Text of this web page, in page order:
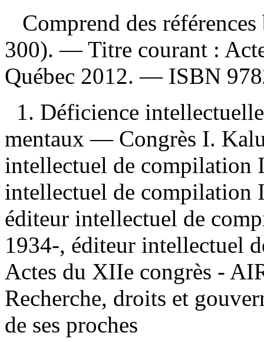
Comprend des
300). —Titre courant :
Québec 2012. — ISBN
1. Déficience
mentaux — Congrès I.
intellectuel de
intellectuel de compilation
éditeur intellectuel de
1934-, éditeur intellectuel
Actes du XIIe congrès -
Recherche, droits et
de ses proches